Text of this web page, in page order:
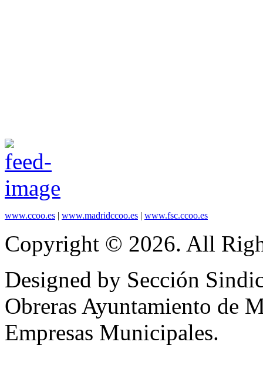
www.ccoo.es | www.madridccoo.es | www.fsc.ccoo.es
Copyright © 2026. All
Designed by Sección
Obreras Ayuntamiento de
Empresas Municipales.